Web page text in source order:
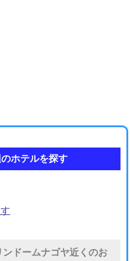
ホテルを探す
ドームナゴヤ近くのお